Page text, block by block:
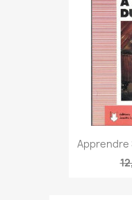
Apprendre